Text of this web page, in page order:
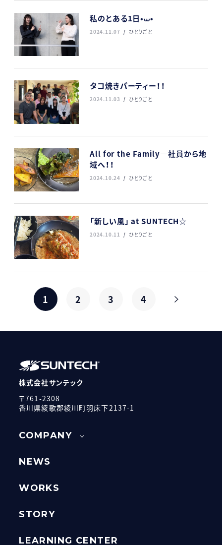
私のとある1日•⩊•
2024.11.07 ひとりごと
タコ焼きパーティー！！
2024.11.03 ひとりごと
All for the Family—社員から地
域へ！！
2024.10.24 ひとりごと
「新しい風」 at SUNTECH☆
2024.10.11 ひとりごと
1 2 3 4
株式会社サンテック
〒761-2308
香川県綾歌郡綾川町羽床下2137-1
COMPANY
NEWS
WORKS
STORY
LEARNING CENTER